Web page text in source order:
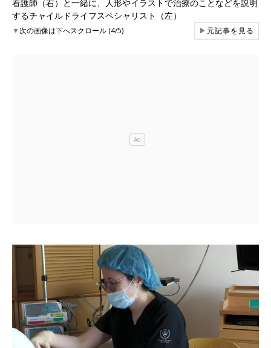
看護師（右）と一緒に、人形やイラストで治療のことなどを説明
するチャイルドライフスペシャリスト（左）
▼次の画像は下へスクロール (4/5) ▶元記事を見る